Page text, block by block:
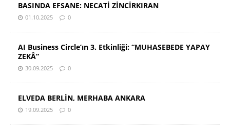
BASINDA EFSANE: NECATİ ZİNCİRKIRAN
01.10.2025 0
AI Business Circle’ın 3. Etkinliği: “MUHASEBEDE YAPAY
ZEKÂ”
30.09.2025 0
ELVEDA BERLİN, MERHABA ANKARA
19.09.2025 0